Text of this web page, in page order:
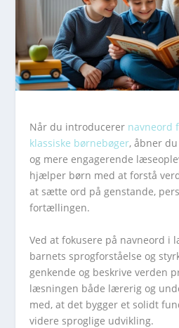
Når du introducerer navneord
klassiske børnebøger, åbner
og mere engagerende
hjælper børn med at forstå
at sætte ord på genstande,
fortællingen.
Ved at fokusere på navneord
barnets sprogforståelse og
genkende og beskrive verden
læsningen både lærerig og
med, at det bygger et solidt
videre sproglige udvikling.